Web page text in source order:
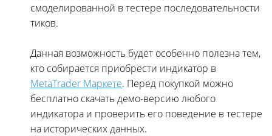
смоделированной в тестере последовательности
тиков.
Данная возможность будет особенно полезна тем,
кто собирается приобрести индикатор в
MetaTrader Маркете. Перед покупкой можно
бесплатно скачать демо-версию любого
индикатора и проверить его поведение в тестере
на исторических данных.